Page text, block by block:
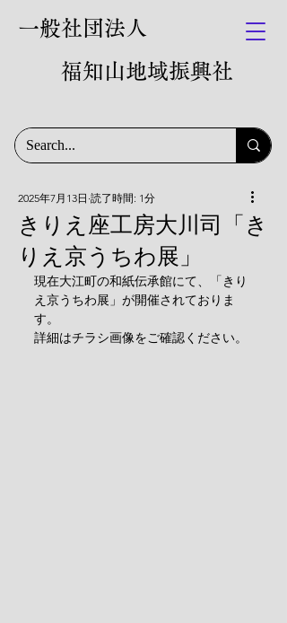
一般社団法人
福知山地域振興社
きりえ座工房大川司「き
りえ京うちわ展」
2025年7月13日 読了時間: 1分
現在大江町の和紙伝承館にて、「きり
え京うちわ展」が開催されておりま
す。
詳細はチラシ画像をご確認ください。